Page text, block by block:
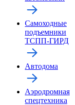
Самоходные
подъемники
ТСПП-ГИРД
Автодома
Аэродромная
спецтехника